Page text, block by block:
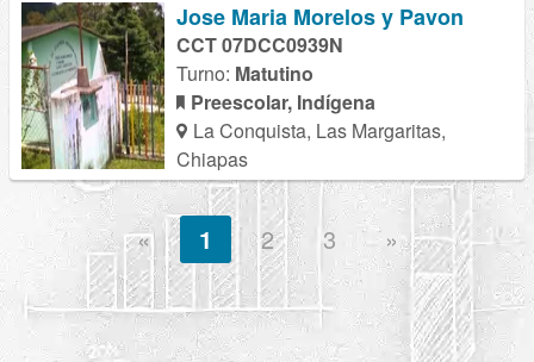
Jose Maria Morelos y Pavon
CCT 07DCC0939N
Turno: Matutino
Preescolar, Indígena
La Conquista, Las Margaritas,
Chiapas
« 1 2 3 »